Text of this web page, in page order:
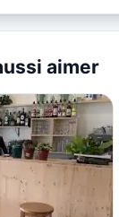
aimer